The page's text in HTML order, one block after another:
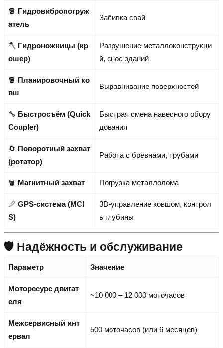
🪣 Гидровибропогруж
атель
Забивка свай
🪓 Гидроножницы (кр
ошер)
Разрушение металлоконструкци
й, снос зданий
🪣 Планировочный ко
вш
Выравнивание поверхностей
🔧 Быстросъём (Quick
Coupler)
Быстрая смена навесного обору
дования
🔄 Поворотный захват
(ротатор)
Работа с брёвнами, трубами
🪣 Магнитный захват Погрузка металлолома
📏 GPS-система (MCI
S)
3D-управление ковшом, контрол
ь глубины
🛡️ Надёжность и обслуживание
Параметр Значение
Моторесурс двигат
еля
~10 000 – 12 000 моточасов
Межсервисный инт
ервал
500 моточасов (или 6 месяцев)